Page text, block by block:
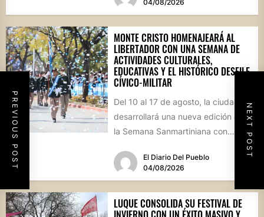
PREVIOUS POST NEXT POST
04/08/2026
MONTE CRISTO HOMENAJEARÁ AL
LIBERTADOR CON UNA SEMANA DE
ACTIVIDADES CULTURALES,
EDUCATIVAS Y EL HISTÓRICO DESFILE
CÍVICO-MILITAR
Del 10 al 17 de agosto, la ciudad
desarrollará una nueva edición de
la Semana Sanmartiniana con
El Diario Del Pueblo
04/08/2026
LUQUE CONSOLIDA SU FESTIVAL DE